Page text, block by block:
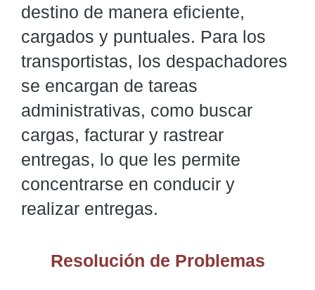
destino de manera eficiente,
cargados y puntuales. Para los
transportistas, los despachadores
se encargan de tareas
administrativas, como buscar
cargas, facturar y rastrear
entregas, lo que les permite
concentrarse en conducir y
realizar entregas.
Resolución de Problemas